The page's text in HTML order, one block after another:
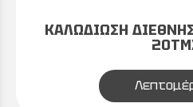
ΚΑΛΩΔΙΩΣΗ